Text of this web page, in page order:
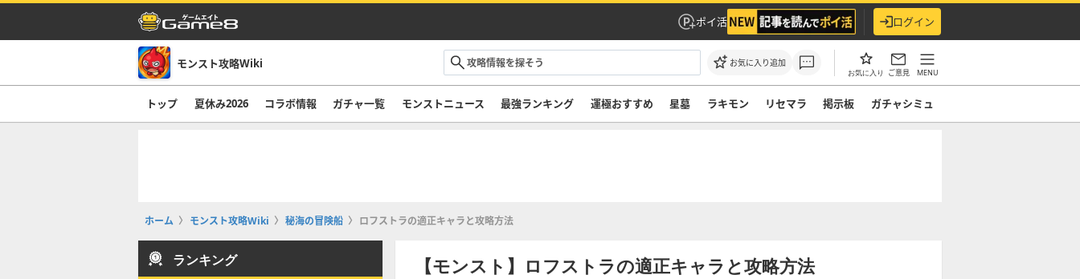
ポイ活 ログイン
モンスト攻略Wiki お気に入り追加
お気に入り ご意見 MENU
トップ 夏休み2026 コラボ情報 ガチャ一覧 モンストニュース 最強ランキング 運極おすすめ 星墓 ラキモン リセマラ 掲示板 ガチャシミュ
ホーム モンスト攻略Wiki 秘海の冒険船 ロフストラの適正キャラと攻略方法
【モンスト】ロフストラの適正キャラと攻略方法
ランキング